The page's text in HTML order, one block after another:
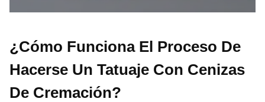
¿Cómo Funciona El Proceso De
Hacerse Un Tatuaje Con Cenizas
De Cremación?